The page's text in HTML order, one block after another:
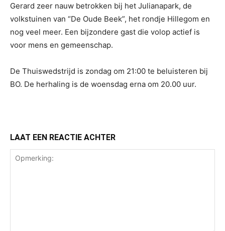
Gerard zeer nauw betrokken bij het Julianapark, de
volkstuinen van “De Oude Beek”, het rondje Hillegom en
nog veel meer. Een bijzondere gast die volop actief is
voor mens en gemeenschap.
De Thuiswedstrijd is zondag om 21:00 te beluisteren bij
BO. De herhaling is de woensdag erna om 20.00 uur.
LAAT EEN REACTIE ACHTER